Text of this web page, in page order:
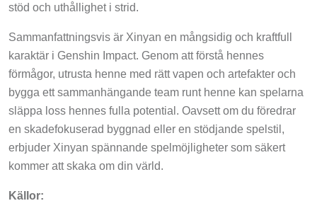
Sammanfattningsvis är Xinyan en mångsidig och kraftfull
karaktär i Genshin Impact. Genom att förstå hennes
förmågor, utrusta henne med rätt vapen och artefakter och
bygga ett sammanhängande team runt henne kan spelarna
släppa loss hennes fulla potential. Oavsett om du föredrar
en skadefokuserad byggnad eller en stödjande spelstil,
erbjuder Xinyan spännande spelmöjligheter som säkert
kommer att skaka om din värld.
Källor: